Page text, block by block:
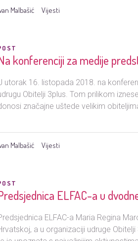
Malbašić Vijesti
konferenciji za medije
utorak 16. listopada 2018. na
Obitelji 3plus. Tom prilikom
značajne uštede velikim
Malbašić Vijesti
ELFAC-a u
ELFAC-a Maria Regina
a u organizaciji udruge